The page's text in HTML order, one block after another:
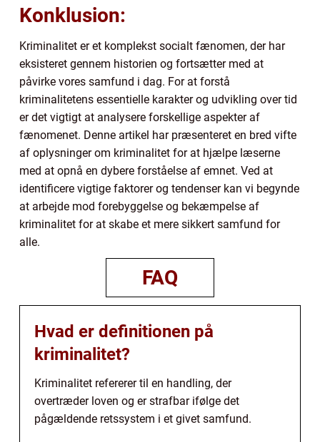
Konklusion:
Kriminalitet er et komplekst socialt fænomen, der har
eksisteret gennem historien og fortsætter med at
påvirke vores samfund i dag. For at forstå
kriminalitetens essentielle karakter og udvikling over tid
er det vigtigt at analysere forskellige aspekter af
fænomenet. Denne artikel har præsenteret en bred vifte
af oplysninger om kriminalitet for at hjælpe læserne
med at opnå en dybere forståelse af emnet. Ved at
identificere vigtige faktorer og tendenser kan vi begynde
at arbejde mod forebyggelse og bekæmpelse af
kriminalitet for at skabe et mere sikkert samfund for
alle.
FAQ
Hvad er definitionen på
kriminalitet?
Kriminalitet refererer til en handling, der
overtræder loven og er strafbar ifølge det
pågældende retssystem i et givet samfund.